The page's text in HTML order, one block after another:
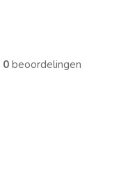
0beoordelingen